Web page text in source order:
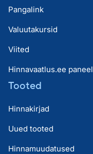
Pangalink
Valuutakursid
Viited
Hinnavaatlus.ee paneel
Tooted
Hinnakirjad
Uued tooted
Hinnamuudatused